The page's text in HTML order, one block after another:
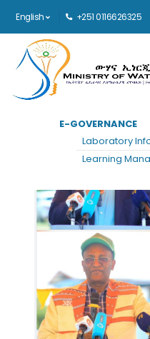
English +251 0116626325
Main
E-GOVERNANCE
Laboratory
Learning